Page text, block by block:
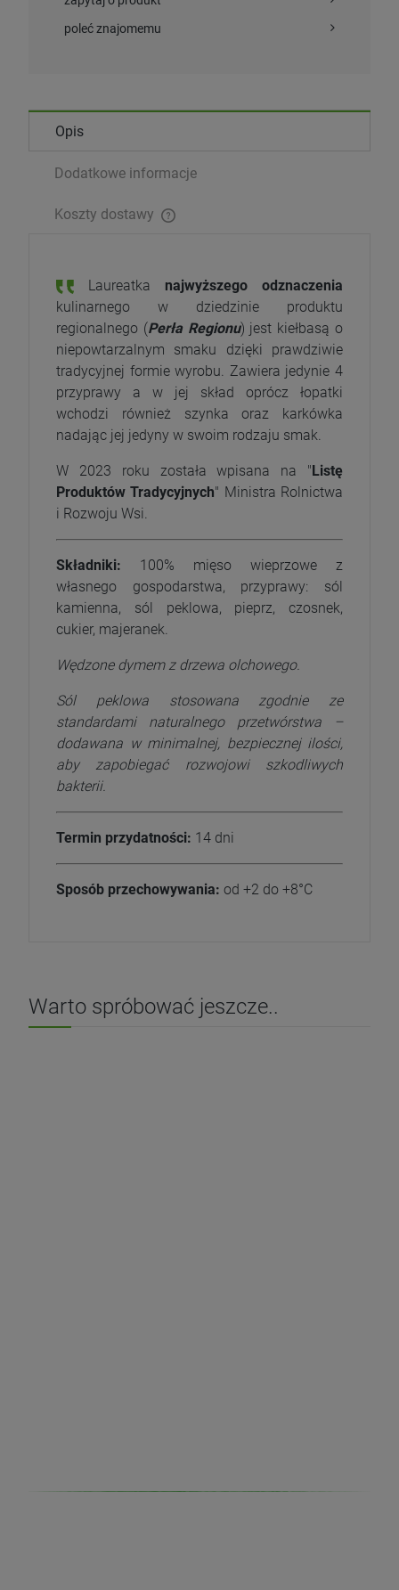
poleć znajomemu
Opis
Dodatkowe informacje
Koszty dostawy
Laureatka najwyższego odznaczenia
kulinarnego w dziedzinie produktu
regionalnego (Perła Regionu) jest kiełbasą o
niepowtarzalnym smaku dzięki prawdziwie
tradycyjnej formie wyrobu. Zawiera jedynie 4
przyprawy a w jej skład oprócz łopatki
wchodzi również szynka oraz karkówka
nadając jej jedyny w swoim rodzaju smak.
W 2023 roku została wpisana na "Listę
Produktów Tradycyjnych" Ministra Rolnictwa
i Rozwoju Wsi.
Składniki: 100% mięso wieprzowe z
własnego gospodarstwa, przyprawy: sól
kamienna, sól peklowa, pieprz, czosnek,
cukier, majeranek.
Wędzone dymem z drzewa olchowego.
Sól peklowa stosowana zgodnie ze
standardami naturalnego przetwórstwa –
dodawana w minimalnej, bezpiecznej ilości,
aby zapobiegać rozwojowi szkodliwych
bakterii.
Termin przydatności: 14 dni
Sposób przechowywania: od +2 do +8°C
Warto spróbować jeszcze..